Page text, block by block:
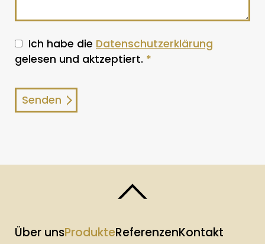
Ich habe die Datenschutzerklärung
gelesen und aktzeptiert. *
Über unsProdukteReferenzenKontakt